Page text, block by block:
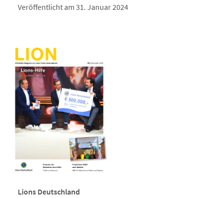
Veröffentlicht am 31. Januar 2024
Lions Deutschland